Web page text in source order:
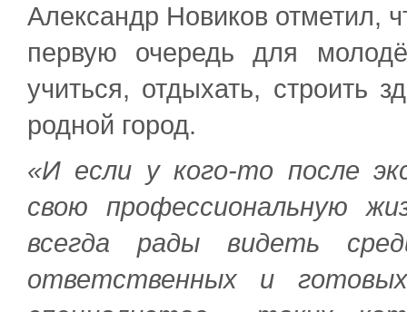
Александр Новиков отметил,
первую очередь для
учиться, отдыхать, строить
родной город.
«И если у кого-то после
свою профессиональную
всегда рады видеть
ответственных и